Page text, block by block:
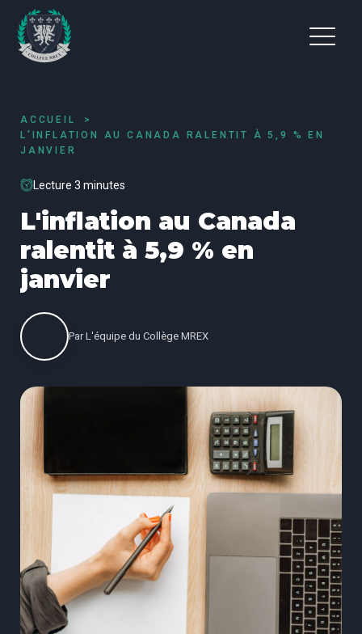
ACCUEIL
L'INFLATION AU CANADA RALENTIT À 5,9 % EN
JANVIER
Lecture 3 minutes
L'inflation au Canada
ralentit à 5,9 % en
janvier
Par L'équipe du Collège MREX